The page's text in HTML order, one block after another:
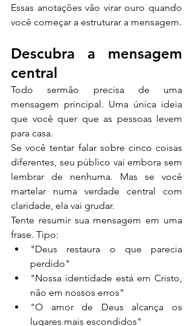
Essas anotações vão virar ouro quando
você começar a estruturar a mensagem.
Descubra a mensagem
central
Todo sermão precisa de uma
mensagem principal. Uma única ideia
que você quer que as pessoas levem
para casa.
Se você tentar falar sobre cinco coisas
diferentes, seu público vai embora sem
lembrar de nenhuma. Mas se você
martelar numa verdade central com
claridade, ela vai grudar.
Tente resumir sua mensagem em uma
frase. Tipo:
"Deus restaura o que parecia
perdido"
"Nossa identidade está em Cristo,
não em nossos erros"
"O amor de Deus alcança os
lugares mais escondidos"